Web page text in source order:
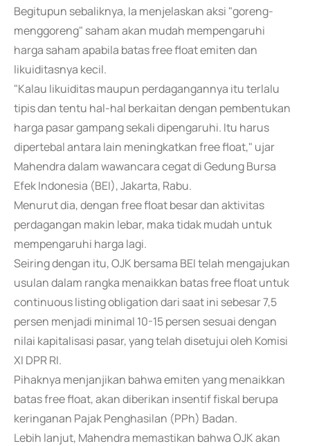
Begitupun sebaliknya, Ia menjelaskan aksi "goreng-
menggoreng" saham akan mudah mempengaruhi
harga saham apabila batas free float emiten dan
likuiditasnya kecil.
"Kalau likuiditas maupun perdagangannya itu terlalu
tipis dan tentu hal-hal berkaitan dengan pembentukan
harga pasar gampang sekali dipengaruhi. Itu harus
dipertebal antara lain meningkatkan free float," ujar
Mahendra dalam wawancara cegat di Gedung Bursa
Efek Indonesia (BEI), Jakarta, Rabu.
Menurut dia, dengan free float besar dan aktivitas
perdagangan makin lebar, maka tidak mudah untuk
mempengaruhi harga lagi.
Seiring dengan itu, OJK bersama BEI telah mengajukan
usulan dalam rangka menaikkan batas free float untuk
continuous listing obligation dari saat ini sebesar 7,5
persen menjadi minimal 10-15 persen sesuai dengan
nilai kapitalisasi pasar, yang telah disetujui oleh Komisi
XI DPR RI.
Pihaknya menjanjikan bahwa emiten yang menaikkan
batas free float, akan diberikan insentif fiskal berupa
keringanan Pajak Penghasilan (PPh) Badan.
Lebih lanjut, Mahendra memastikan bahwa OJK akan